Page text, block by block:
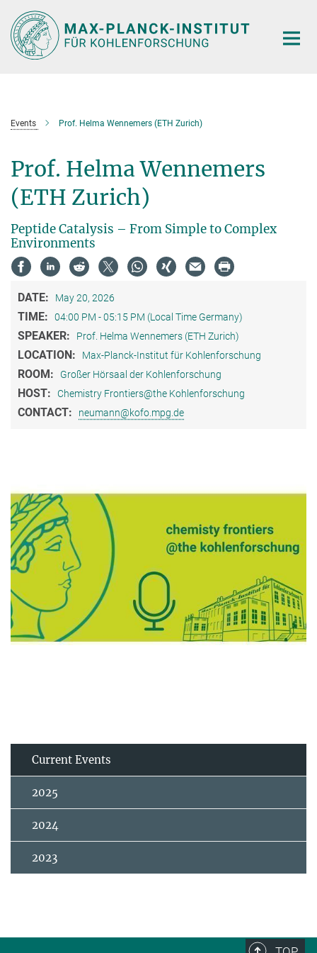
Main-
Content
Events Prof. Helma Wennemers (ETH Zurich)
Prof. Helma Wennemers
(ETH Zurich)
Peptide Catalysis – From Simple to Complex
Environments
DATE: May 20, 2026
TIME: 04:00 PM - 05:15 PM (Local Time Germany)
SPEAKER: Prof. Helma Wennemers (ETH Zurich)
LOCATION: Max-Planck-Institut für Kohlenforschung
ROOM: Großer Hörsaal der Kohlenforschung
HOST: Chemistry Frontiers@the Kohlenforschung
CONTACT: neumann@kofo.mpg.de
Current Events
2025
2024
2023